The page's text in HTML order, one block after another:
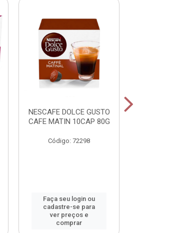
NESCAFE DOLCE GUSTO
CAFE MATIN 10CAP 80G
Código: 72298
Faça seu login ou
cadastre-se para
ver preços e
comprar